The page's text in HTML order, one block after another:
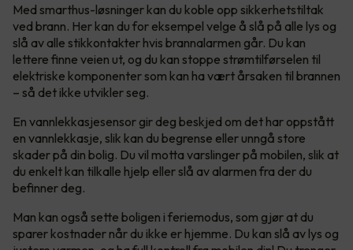
Med smarthus-løsninger kan du koble opp sikkerhetstiltak
ved brann. Her kan du for eksempel velge å slå på alle lys og
slå av alle stikkontakter hvis brannalarmen går. Du kan
lettere finne veien ut, og du kan stoppe strømtilførselen til
elektriske komponenter som kan ha vært årsaken til brannen
– så det ikke utvikler seg.
En vannlekkasjesensor gir deg beskjed om det har oppstått
en vannlekkasje, slik kan du begrense eller unngå store
skader på din bolig. Du vil motta varslinger på mobilen, slik at
du enkelt kan tilkalle hjelp eller slå av alarmen fra der du
befinner deg.
Man kan også sette boligen i feriemodus, som gjør at du
sparer kostnader når du ikke er hjemme. Du kan slå av lys og